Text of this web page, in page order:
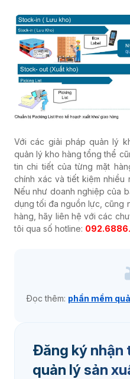
Với các giải pháp quản lý
quản lý kho hàng tổng thể
tin chi tiết của từng mặt
chính xác và tiết kiệm
Nếu như doanh nghiệp của
dụng tối đa nguồn lực, cũng
hàng, hãy liên hệ với các
tôi qua số hotline:
Đọc thêm: phần mềm
Đăng ký nhận
quản lý sản